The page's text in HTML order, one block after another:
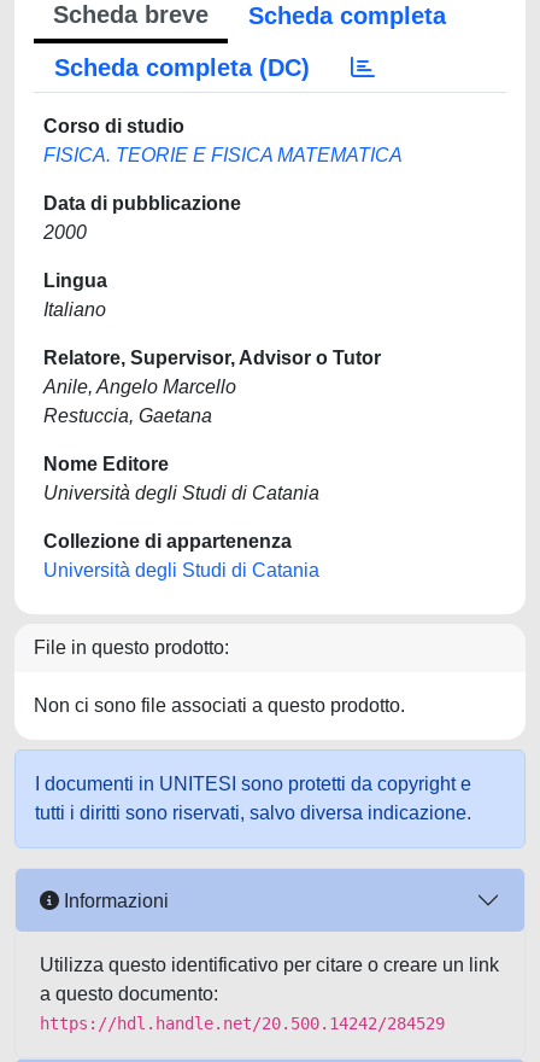
Scheda breve
Scheda completa
Scheda completa (DC)
Corso di studio
FISICA. TEORIE E FISICA MATEMATICA
Data di pubblicazione
2000
Lingua
Italiano
Relatore, Supervisor, Advisor o Tutor
Anile, Angelo Marcello
Restuccia, Gaetana
Nome Editore
Università degli Studi di Catania
Collezione di appartenenza
Università degli Studi di Catania
File in questo prodotto:
Non ci sono file associati a questo prodotto.
I documenti in UNITESI sono protetti da copyright e
tutti i diritti sono riservati, salvo diversa indicazione.
Informazioni
Utilizza questo identificativo per citare o creare un link
a questo documento:
https://hdl.handle.net/20.500.14242/284529